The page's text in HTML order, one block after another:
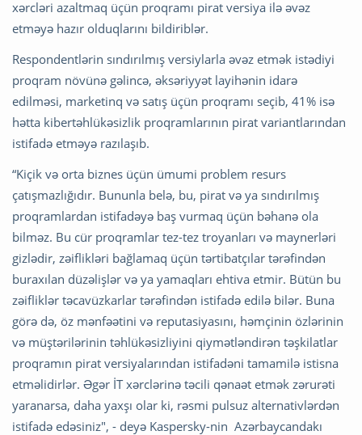
xərcləri azaltmaq üçün proqramı pirat versiya ilə əvəz
etməyə hazır olduqlarını bildiriblər.
Respondentlərin sındırılmış versiylarla əvəz etmək istədiyi
proqram növünə gəlincə, əksəriyyət layihənin idarə
edilməsi, marketinq və satış üçün proqramı seçib, 41% isə
hətta kibertəhlükəsizlik proqramlarının pirat variantlarından
istifadə etməyə razılaşıb.
“Kiçik və orta biznes üçün ümumi problem resurs
çatışmazlığıdır. Bununla belə, bu, pirat və ya sındırılmış
proqramlardan istifadəyə baş vurmaq üçün bəhanə ola
bilməz. Bu cür proqramlar tez-tez troyanları və maynerləri
gizlədir, zəiflikləri bağlamaq üçün tərtibatçılar tərəfindən
buraxılan düzəlişlər və ya yamaqları ehtiva etmir. Bütün bu
zəifliklər təcavüzkarlar tərəfindən istifadə edilə bilər. Buna
görə də, öz mənfəətini və reputasiyasını, həmçinin özlərinin
və müştərilərinin təhlükəsizliyini qiymətləndirən təşkilatlar
proqramın pirat versiyalarından istifadəni tamamilə istisna
etməlidirlər. Əgər İT xərclərinə təcili qənaət etmək zərurəti
yaranarsa, daha yaxşı olar ki, rəsmi pulsuz alternativlərdən
istifadə edəsiniz", - deyə Kaspersky-nin Azərbaycandakı